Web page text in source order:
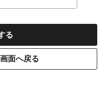
る
面へ戻る